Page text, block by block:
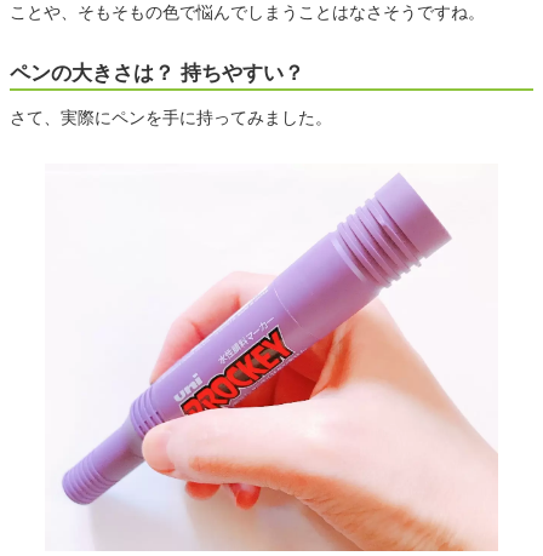
ことや、そもそもの色で悩んでしまうことはなさそうですね。
ペンの大きさは？ 持ちやすい？
さて、実際にペンを手に持ってみました。